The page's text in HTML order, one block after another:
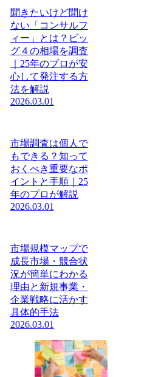
聞きたいけど聞け
ない「コンサルフ
ィー」とは？ビッ
グ４の相場を調査
｜25年のプロが安
心して発注する方
法を解説
2026.03.01
市場調査は個人で
もできる？知って
おくべき重要なポ
イントと手順｜25
年のプロが解説
2026.03.01
市場規模マップで
成長市場・競合状
況が簡単にわかる
理由と新規事業・
企業戦略に活かす
具体的手法
2026.03.01